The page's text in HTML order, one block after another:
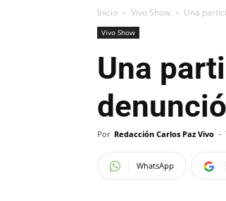
Inicio Vivo Show Una
Vivo Show
Una
Por Redacción Carlos Paz Vivo -
WhatsApp